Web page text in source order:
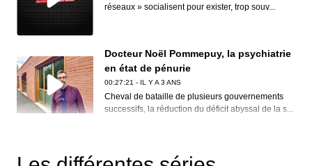
réseaux » socialisent pour exister, trop souv...
Docteur Noël Pommepuy, la psychiatrie
en état de pénurie
00:27:21 - IL Y A 3 ANS
Cheval de bataille de plusieurs gouvernements
successifs, la réduction du déficit abyssal de la s...
00:30:12 - IL Y A 3 ANS